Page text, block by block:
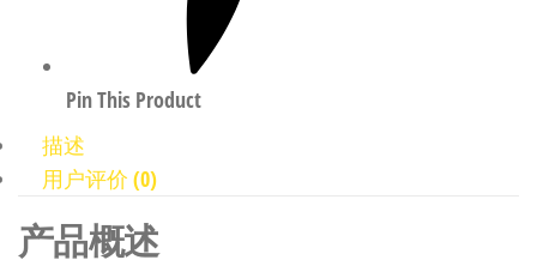
Pin This Product
描述
用户评价 (0)
产品概述